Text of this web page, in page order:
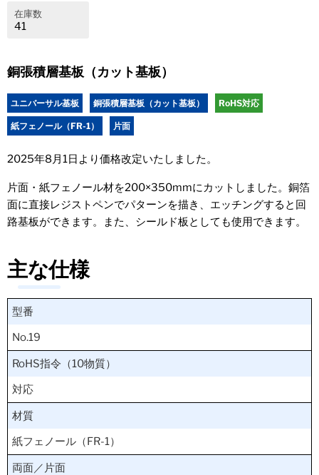
在庫数
41
銅張積層基板（カット基板）
ユニバーサル基板 銅張積層基板（カット基板） RoHS対応
紙フェノール（FR-1） 片面
2025年8月1日より価格改定いたしました。
片面・紙フェノール材を200×350mmにカットしました。銅箔
面に直接レジストペンでパターンを描き、エッチングすると回
路基板ができます。また、シールド板としても使用できます。
主な仕様
型番
No.19
RoHS指令（10物質）
対応
材質
紙フェノール（FR-1）
両面／片面